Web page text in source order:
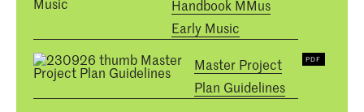
Handbook MMus
Early Music
Master Project
Plan Guidelines